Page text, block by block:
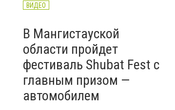
ВИДЕО
В Мангистауской
области пройдет
фестиваль Shubat Fest с
главным призом —
автомобилем